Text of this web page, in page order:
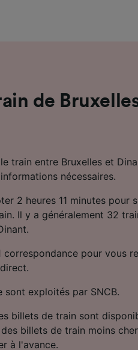
de
train entre Bruxelles et
nécessaires.
2 heures 11 minutes pour
Il y a généralement 32
pour vous
sont exploités par SNCB.
billets de train sont
des billets de train moins
à l'avance.